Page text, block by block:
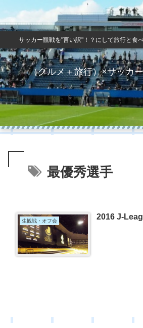
サッカー観戦を"言い訳"！？にして旅行と食
（グルメ＋旅行）×サッカ
最優秀選手
生観戦・オフ会 2016 J-